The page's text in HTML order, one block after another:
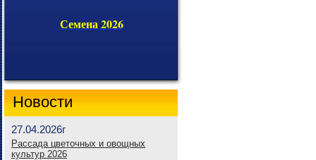
Семена 2026
Новости
27.04.2026г
Рассада цветочных и овощных
культур 2026